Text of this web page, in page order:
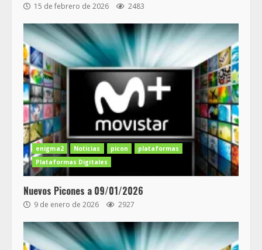
15 de febrero de 2026 2483
enigma2 Noticias picon
plataformas
Plataformas Digitales
Nuevos Picones a 09/01/2026
9 de enero de 2026 2927